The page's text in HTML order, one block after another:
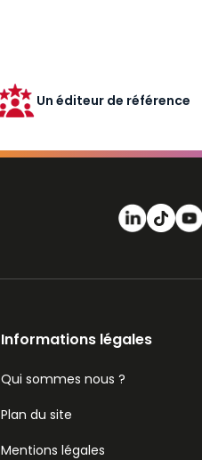
Un éditeur de référence
Informations légales
Qui sommes nous ?
Plan du site
Mentions légales